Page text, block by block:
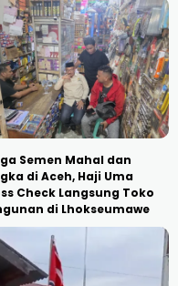
Semen Mahal dan
di Aceh, Haji Uma
Check Langsung Toko
di Lhokseumawe